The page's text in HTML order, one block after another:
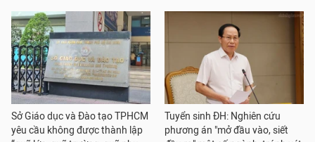
Sở Giáo dục và Đào tạo TPHCM
yêu cầu không được thành lập
Tuyển sinh ĐH: Nghiên cứu
phương án "mở đầu vào, siết